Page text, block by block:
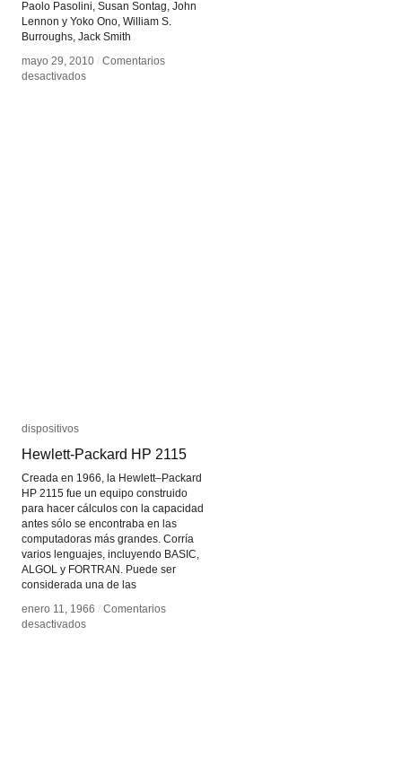
Paolo Pasolini, Susan Sontag, John
Lennon y Yoko Ono, William S.
Burroughs, Jack Smith
mayo 29, 2010 / Comentarios
desactivadosen
mayo 29, 2010 / Comentarios
desactivadosen
dispositivos
Hewlett-Packard HP 2115
Creada en 1966, la Hewlett–Packard
HP 2115 fue un equipo construido
para hacer cálculos con la capacidad
antes sólo se encontraba en las
computadoras más grandes. Corría
varios lenguajes, incluyendo BASIC,
ALGOL y FORTRAN. Puede ser
considerada una de las
enero 11, 1966 / Comentarios
desactivadosen
dispositivos
Hewlett-Packard HP 2115
enero 11, 1966 / Comentarios
desactivadosen